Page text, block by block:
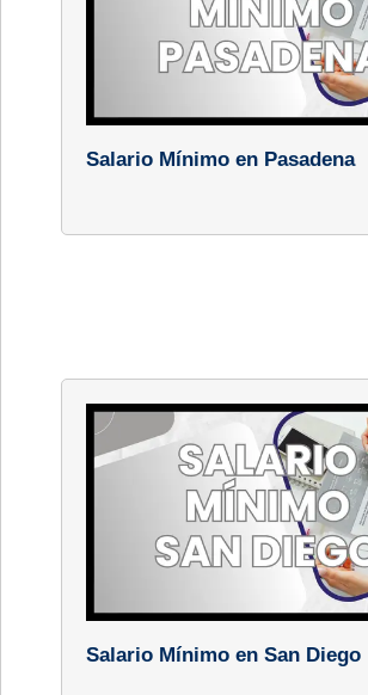
Salario Mínimo en Pasadena
Salario Mínimo en San Diego